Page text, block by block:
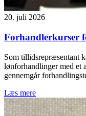
20. juli 2026
Forhandlerkurser
Som tillidsrepræsentant
lønforhandlinger med et
gennemgår
Læs mere